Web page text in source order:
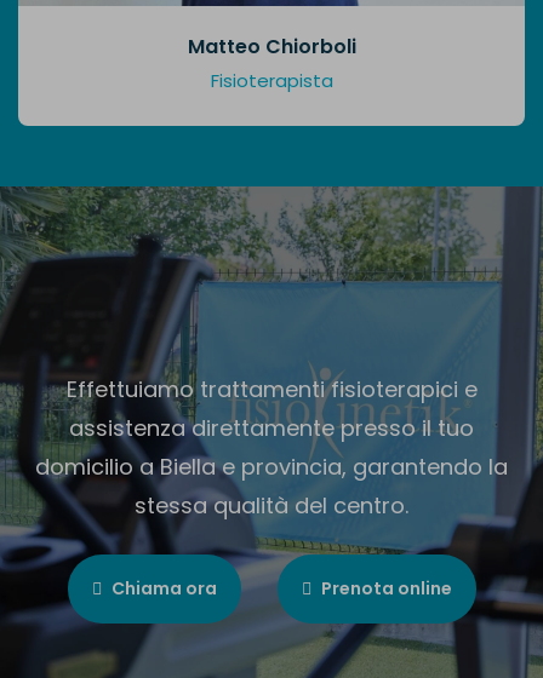
Matteo Chiorboli
Fisioterapista
Effettuiamo trattamenti fisioterapici e
assistenza direttamente presso il tuo
domicilio a Biella e provincia, garantendo la
stessa qualità del centro.
Chiama ora Prenota online